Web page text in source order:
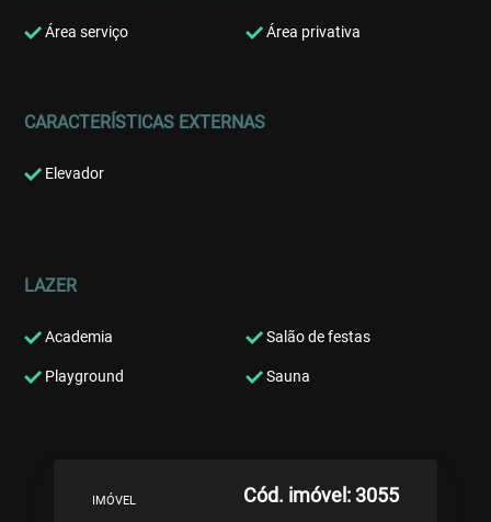
Área serviço Área privativa
CARACTERÍSTICAS EXTERNAS
Elevador
LAZER
Academia Salão de festas
Playground Sauna
IMÓVEL Cód. imóvel: 3055